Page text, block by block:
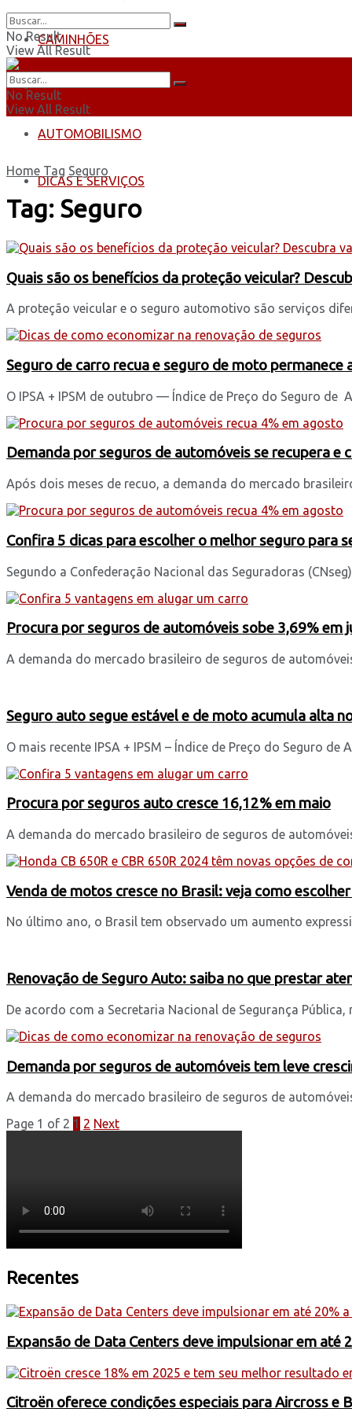
CAMINHÕES
ÔNIBUS
AUTOMOBILISMO
DICAS E SERVIÇOS
No Result
View All Result
No Result
View All Result
Home Tag Seguro
Tag: Seguro
Quais são os benefícios da proteção veicular?
A proteção veicular e o seguro automotivo são serviços
Seguro de carro recua e seguro de moto permanece
O IPSA + IPSM de outubro — Índice de Preço do Seguro de
Demanda por seguros de automóveis se recupera e
Após dois meses de recuo, a demanda do mercado
Confira 5 dicas para escolher o melhor seguro para
Segundo a Confederação Nacional das Seguradoras
Procura por seguros de automóveis sobe 3,69% em
A demanda do mercado brasileiro de seguros de
Seguro auto segue estável e de moto acumula alta
O mais recente IPSA + IPSM – Índice de Preço do Seguro
Procura por seguros auto cresce 16,12% em maio
A demanda do mercado brasileiro de seguros de
Venda de motos cresce no Brasil: veja como
No último ano, o Brasil tem observado um aumento
Renovação de Seguro Auto: saiba no que prestar
De acordo com a Secretaria Nacional de Segurança
Demanda por seguros de automóveis tem leve
A demanda do mercado brasileiro de seguros de
Page 1 of 2 1 2 Next
Recentes
Expansão de Data Centers deve impulsionar em até
Citroën oferece condições especiais para Aircross e